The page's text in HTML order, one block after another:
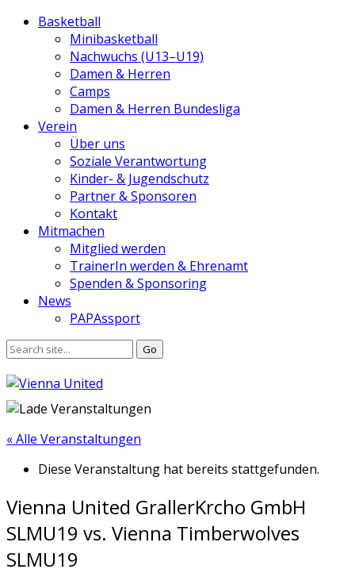
Basketball
Minibasketball
Nachwuchs (U13–U19)
Damen & Herren
Camps
Damen & Herren Bundesliga
Verein
Über uns
Soziale Verantwortung
Kinder- & Jugendschutz
Partner & Sponsoren
Kontakt
Mitmachen
Mitglied werden
TrainerIn werden & Ehrenamt
Spenden & Sponsoring
News
PAPAssport
« Alle Veranstaltungen
Diese Veranstaltung hat bereits stattgefunden.
Vienna United GrallerKrcho GmbH
SLMU19 vs. Vienna Timberwolves
SLMU19